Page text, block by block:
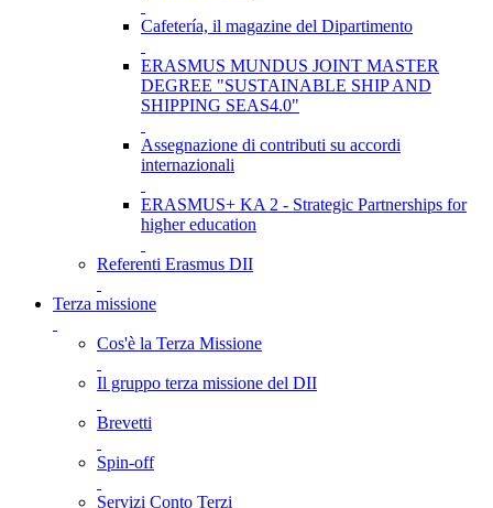
Cafetería, il magazine del Dipartimento
ERASMUS MUNDUS JOINT MASTER
DEGREE "SUSTAINABLE SHIP AND
SHIPPING SEAS4.0"
Assegnazione di contributi su accordi
internazionali
ERASMUS+ KA 2 - Strategic Partnerships for
higher education
Referenti Erasmus DII
Terza missione
Cos'è la Terza Missione
Il gruppo terza missione del DII
Brevetti
Spin-off
Servizi Conto Terzi